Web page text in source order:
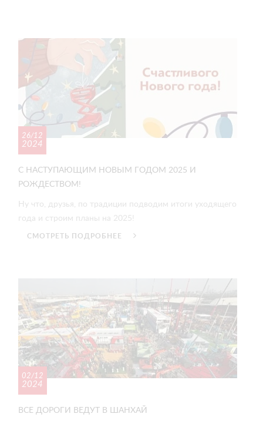
26/12
2024
С НАСТУПАЮЩИМ НОВЫМ ГОДОМ 2025 И
РОЖДЕСТВОМ!
Ну что, друзья, по традиции подводим итоги уходящего
года и строим планы на 2025!
СМОТРЕТЬ ПОДРОБНЕЕ
02/12
2024
ВСЕ ДОРОГИ ВЕДУТ В ШАНХАЙ